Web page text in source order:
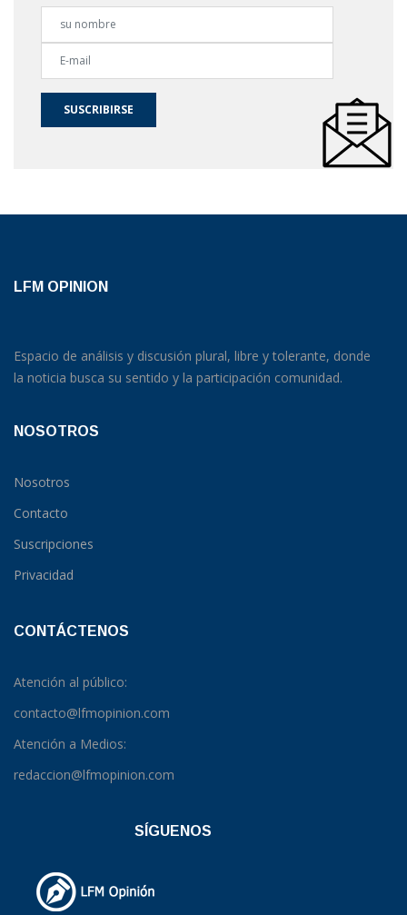
SUSCRIBIRSE
LFM OPINION
Espacio de análisis y discusión plural, libre y tolerante, donde
la noticia busca su sentido y la participación comunidad.
NOSOTROS
Nosotros
Contacto
Suscripciones
Privacidad
CONTÁCTENOS
Atención al público:
contacto@lfmopinion.com
Atención a Medios:
redaccion@lfmopinion.com
SÍGUENOS